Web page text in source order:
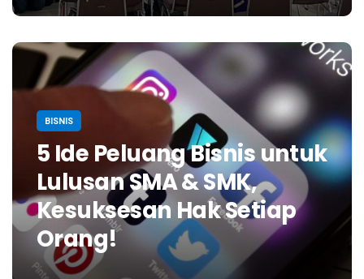
BISNIS
5 Ide Peluang Bisnis untuk
Lulusan SMA & SMK,
Kesuksesan Hak Setiap
Orang!